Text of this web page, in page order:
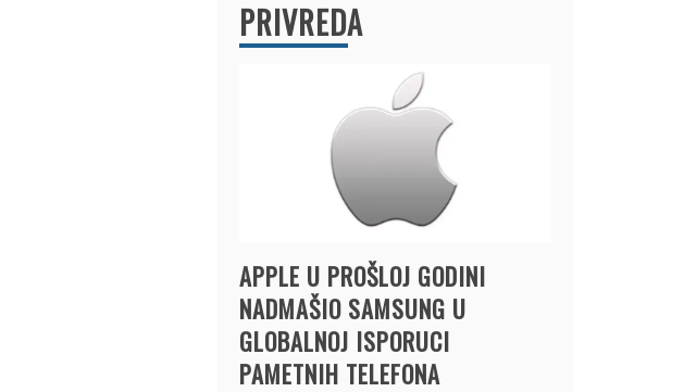
PRIVREDA
APPLE U PROŠLOJ GODINI
NADMAŠIO SAMSUNG U
GLOBALNOJ ISPORUCI
PAMETNIH TELEFONA